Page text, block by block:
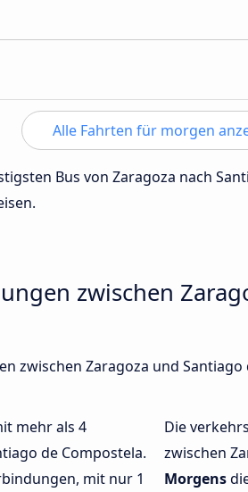
Alle Fahrten für morgen
Bus von Zaragoza nach
zwischen
zwischen Zaragoza und
mehr als 4
de Compostela.
mit nur 1
Die
zwischen
Morgens